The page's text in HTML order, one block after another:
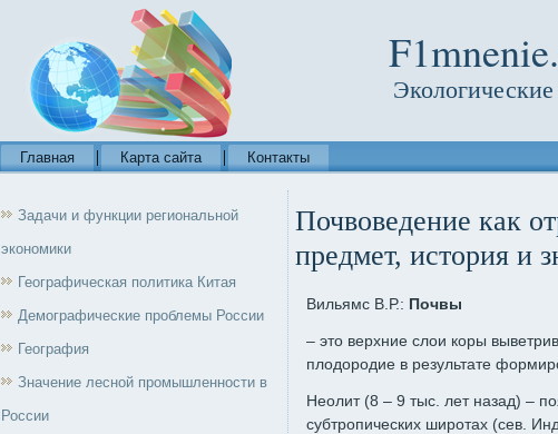
Главная Карта сайта Контакты
Задачи и функции региональной
экономики
Географическая политика Китая
Демографические проблемы России
География
Значение лесной промышленности в
России
Почвоведение как
предмет, история и
Вильямс В.Р.: Почвы
– это верхние слои коры
плодородие в результате
Неолит (8 – 9 тыс. лет назад) –
субтропических широтах (сев.